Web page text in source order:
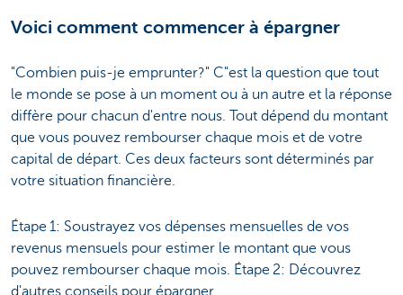
Voici comment commencer à épargner
"Combien puis-je emprunter?" C"est la question que tout
le monde se pose à un moment ou à un autre et la réponse
diffère pour chacun d'entre nous. Tout dépend du montant
que vous pouvez rembourser chaque mois et de votre
capital de départ. Ces deux facteurs sont déterminés par
votre situation financière.
Étape 1: Soustrayez vos dépenses mensuelles de vos
revenus mensuels pour estimer le montant que vous
pouvez rembourser chaque mois. Étape 2: Découvrez
d'autres conseils pour épargner.